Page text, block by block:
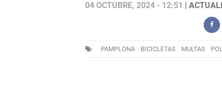
04 OCTUBRE, 2024 - 12:51 |
PAMPLONA BICICLETAS MULTAS